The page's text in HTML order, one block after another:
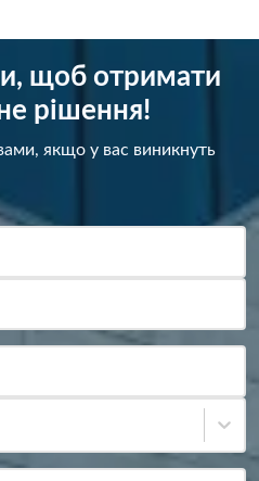
щоб отримати
рішення!
якщо у вас виникнуть